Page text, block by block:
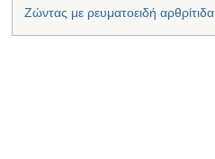
Ζώντας με ρευματοειδή αρθρίτιδα